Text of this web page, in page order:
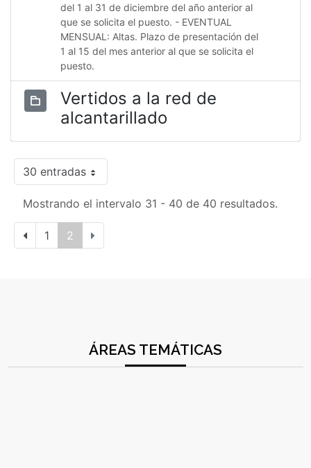
del 1 al 31 de diciembre del año anterior al
que se solicita el puesto. - EVENTUAL
MENSUAL: Altas. Plazo de presentación del
1 al 15 del mes anterior al que se solicita el
puesto.
Vertidos a la red de
alcantarillado
30 entradas
Mostrando el intervalo 31 - 40 de 40 resultados.
1 2
ÁREAS TEMÁTICAS